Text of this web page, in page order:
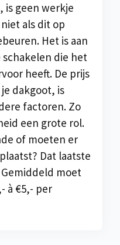
is geen werkje
als dit op
Het is aan
die het
heeft. De prijs
dakgoot, is
factoren. Zo
een grote rol.
of moeten er
Dat laatste
moet
à €5,- per